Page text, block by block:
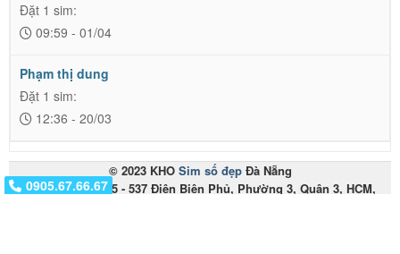
0917.01.01.01
0905.67.66.67
Đặt 1 sim:
09:59 - 01/04
Phạm thị dung
Đặt 1 sim:
12:36 - 20/03
© 2023 KHO Sim số đẹpĐà Nẵng
Miền Nam: 535 - 537 Điện Biên Phủ, Phường 3, Quận 3, HCM,